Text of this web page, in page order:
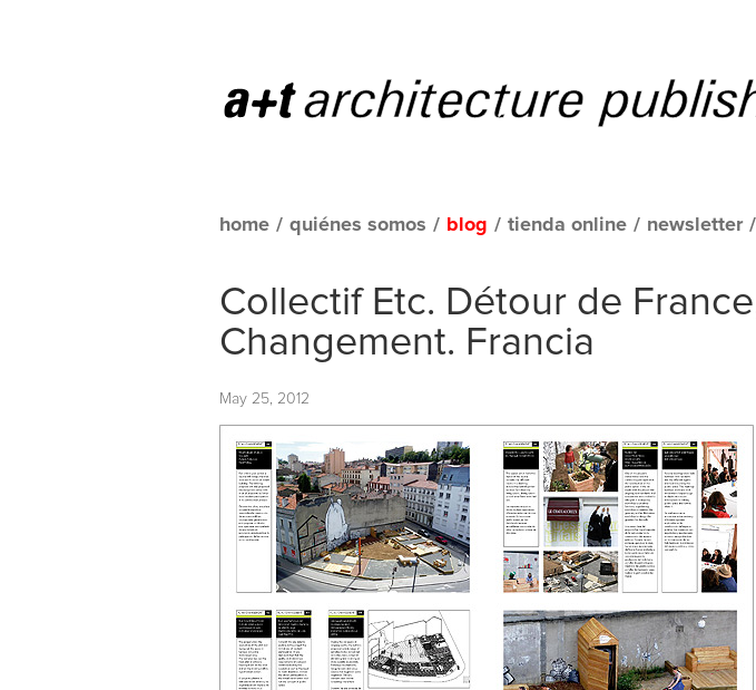
home / quiénes somos / blog / tienda online / newsletter /
Collectif Etc. Détour de
Changement. Francia
May 25, 2012